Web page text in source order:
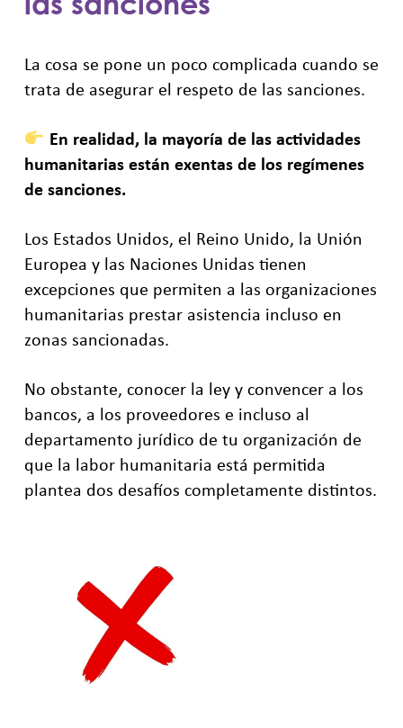
La cosa se pone un poco complicada cuando se
trata de asegurar el respeto de las sanciones.
En realidad, la mayoría de las actividades
humanitarias están exentas de los regímenes
de sanciones.
Los Estados Unidos, el Reino Unido, la Unión
Europea y las Naciones Unidas tienen
excepciones que permiten a las organizaciones
humanitarias prestar asistencia incluso en
zonas sancionadas.
No obstante, conocer la ley y convencer a los
bancos, a los proveedores e incluso al
departamento jurídico de tu organización de
que la labor humanitaria está permitida
plantea dos desafíos completamente distintos.